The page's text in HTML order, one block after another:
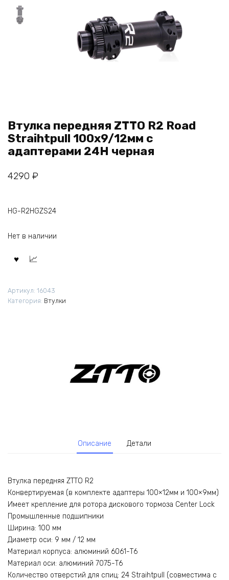
Втулка передняя ZTTO R2 Road
Straihtpull 100x9/12мм с
адаптерами 24Н черная
4290 ₽
HG-R2HGZS24
Нет в наличии
Артикул: 16043
Категория: Втулки
Описание Детали
Втулка передняя ZTTO R2
Конвертируемая (в комплекте адаптеры 100×12мм и 100×9мм)
Имеет крепление для ротора дискового тормоза Center Lock
Промышленные подшипники
Ширина: 100 мм
Диаметр оси: 9 мм / 12 мм
Материал корпуса: алюминий 6061-Т6
Материал оси: алюминий 7075-Т6
Количество отверстий для спиц: 24 Straihtpull (совместима с